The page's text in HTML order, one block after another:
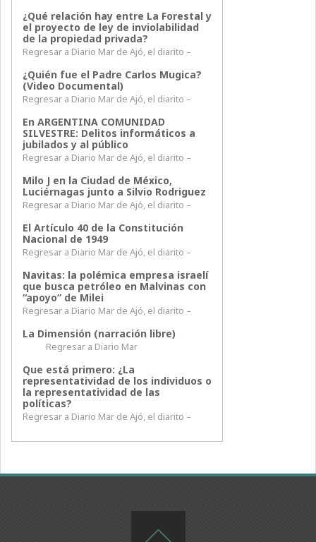
¿Qué relación hay entre La Forestal y
el proyecto de ley de inviolabilidad
de la propiedad privada?
Regresar a Diario Mar de Ajó, el diarito –
¿Quién fue el Padre Carlos Mugica?
(Video Documental)
Regresar a Diario Mar de Ajó, el diarito –
En ARGENTINA COMUNIDAD
SILVESTRE: Delitos informáticos a
jubilados y al público
Regresar a Diario Mar de Ajó, el diarito –
Milo J en la Ciudad de México,
Luciérnagas junto a Silvio Rodriguez
Regresar a Diario Mar de Ajó, el diarito –
El Artículo 40 de la Constitución
Nacional de 1949
Regresar a Diario Mar de Ajó, el diarito –
Navitas: la polémica empresa israelí
que busca petróleo en Malvinas con
“apoyo” de Milei
Regresar a Diario Mar de Ajó, el diarito –
La Dimensión (narración libre)
Regresar a Diario Mar
Que está primero: ¿La
representatividad de los individuos o
la representatividad de las
políticas?
Regresar a Diario Mar de Ajó, el diarito –